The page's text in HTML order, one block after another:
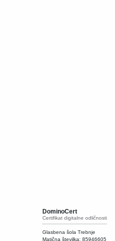
DominoCert
Certifikat digitalne odličnosti
Glasbena šola Trebnje
Matična številka: 85946605